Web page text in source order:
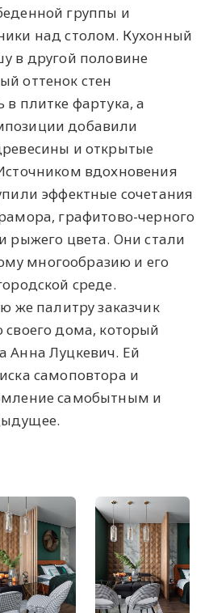
группы и
над столом. Кухонный
в другой половине
оттенок стен
в плитке фартука, а
добавили
и открытые
вдохновения
эффектные сочетания
графитово-черного
рыжего цвета. Они стали
многообразию и его
среде.
же палитру заказчик
дома, который
Анна Луцкевич. Ей
самоповтора и
самобытным и